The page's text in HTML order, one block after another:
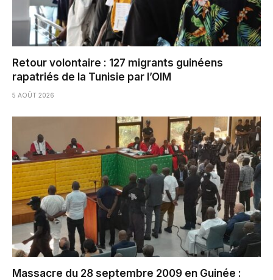
Retour volontaire : 127 migrants guinéens
rapatriés de la Tunisie par l’OIM
5 AOÛT 2026
Massacre du 28 septembre 2009 en Guinée :